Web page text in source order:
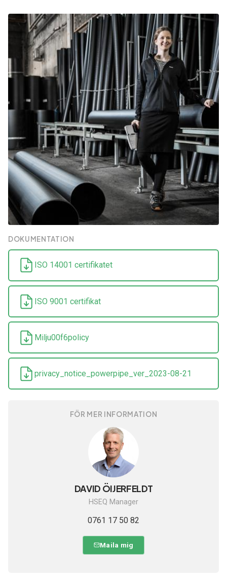
DOKUMENTATION
ISO 14001 certifikatet
ISO 9001 certifikat
Milju00f6policy
privacy_notice_powerpipe_ver_2023-08-21
FÖR MER INFORMATION
DAVID ÖIJERFELDT
HSEQ Manager
0761 17 50 82
Maila mig